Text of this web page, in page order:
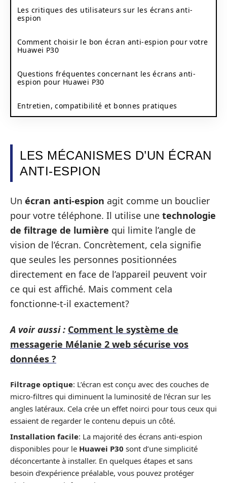
Les critiques des utilisateurs sur les écrans anti-
espion
Comment choisir le bon écran anti-espion pour votre
Huawei P30
Questions fréquentes concernant les écrans anti-
espion pour Huawei P30
Entretien, compatibilité et bonnes pratiques
LES MÉCANISMES D’UN ÉCRAN
ANTI-ESPION
Un écran anti-espion agit comme un bouclier
pour votre téléphone. Il utilise une technologie
de filtrage de lumière qui limite l’angle de
vision de l’écran. Concrètement, cela signifie
que seules les personnes positionnées
directement en face de l’appareil peuvent voir
ce qui est affiché. Mais comment cela
fonctionne-t-il exactement?
A voir aussi : Comment le système de
messagerie Mélanie 2 web sécurise vos
données ?
Filtrage optique: L’écran est conçu avec des couches de
micro-filtres qui diminuent la luminosité de l’écran sur les
angles latéraux. Cela crée un effet noirci pour tous ceux qui
essaient de regarder le contenu depuis un côté.
Installation facile: La majorité des écrans anti-espion
disponibles pour le Huawei P30 sont d’une simplicité
déconcertante à installer. En quelques étapes et sans
besoin d’expérience préalable, vous pouvez protéger